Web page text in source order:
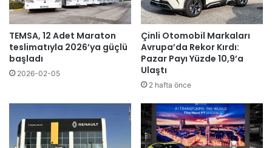
TEMSA, 12 Adet Maraton
teslimatıyla 2026’ya güçlü
başladı
2026-02-05
Çinli Otomobil Markaları
Avrupa’da Rekor Kırdı:
Pazar Payı Yüzde 10,9’a
Ulaştı
2 hafta önce